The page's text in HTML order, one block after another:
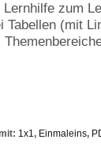
zum
Tabellen (mit
1x1, Einmaleins,